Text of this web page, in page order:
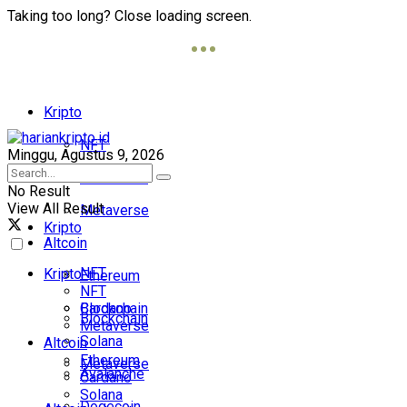
Taking too long? Close loading screen.
Kripto
NFT
Blockchain
Metaverse
Altcoin
Ethereum
Cardano
Solana
Avalanche
Minggu, Agustus 9, 2026
No Result
View All Result
Kripto
NFT
Blockchain
Metaverse
Kripto
NFT
Blockchain
Metaverse
Altcoin
Ethereum
Cardano
Solana